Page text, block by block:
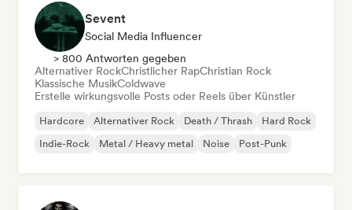
Sevent
Social Media Influencer
> 800 Antworten gegeben
Alternativer RockChristlicher RapChristian Rock
Klassische MusikColdwave
Erstelle wirkungsvolle Posts oder Reels über Künstler
Hardcore Alternativer Rock Death / Thrash
Hard Rock
Indie-Rock
Metal / Heavy metal Noise Post-Punk